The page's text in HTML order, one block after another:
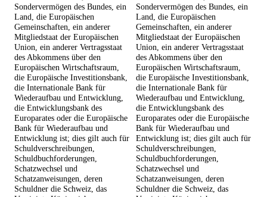
Sondervermögen des Bundes, ein
Land, die Europäischen
Gemeinschaften, ein anderer
Mitgliedstaat der Europäischen
Union, ein anderer Vertragsstaat
des Abkommens über den
Europäischen Wirtschaftsraum,
die Europäische Investitionsbank,
die Internationale Bank für
Wiederaufbau und Entwicklung,
die Entwicklungsbank des
Europarates oder die Europäische
Bank für Wiederaufbau und
Entwicklung ist; dies gilt auch für
Schuldverschreibungen,
Schuldbuchforderungen,
Schatzwechsel und
Schatzanweisungen, deren
Schuldner die Schweiz, das
Sondervermögen des Bundes, ein
Land, die Europäischen
Gemeinschaften, ein anderer
Mitgliedstaat der Europäischen
Union, ein anderer Vertragsstaat
des Abkommens über den
Europäischen Wirtschaftsraum,
die Europäische Investitionsbank,
die Internationale Bank für
Wiederaufbau und Entwicklung,
die Entwicklungsbank des
Europarates oder die Europäische
Bank für Wiederaufbau und
Entwicklung ist; dies gilt auch für
Schuldverschreibungen,
Schuldbuchforderungen,
Schatzwechsel und
Schatzanweisungen, deren
Schuldner die Schweiz, das